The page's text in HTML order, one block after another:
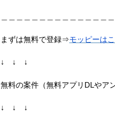
まずは無料で登録⇒モッピーは
↓ ↓ ↓
無料の案件（無料アプリDLやア
↓ ↓ ↓